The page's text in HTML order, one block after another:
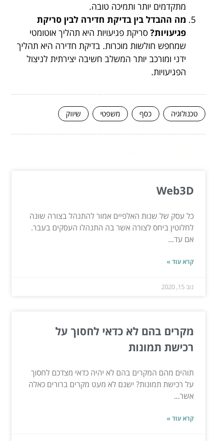
מתקדמים יותר ותמיכה טובה.
מה ההבדל בין בדיקת חדירה לבין סריקת
פגיעויות? סריקת פגיעויות היא תהליך אוטומטי
שמחפש חולשות מוכרות. בדיקת חדירה היא תהליך
ידני ומורכב יותר המשלב חשיבה יצירתית לניצול
הפגיעויות.
טכנולוגיה כסף משפטי שיווק
Web3D
כל עסק של שנות האלפיים אמור להתנהל בצורה שונה
לחלוטין ביחס לצורה אשר בה התנהלו העסקים בעבר.
אם עד...
קרא עוד »
נוב 15, 2020
מקרים בהם לא כדאי לחסוך על
רכישת תמונות
תוהים מהם המקרים בהם לא יהיה כדאי מצדכם לחסוך
על רכישת תמונות? ישנם לא מעט מקרים ברורים כאלה
אשר...
קרא עוד »